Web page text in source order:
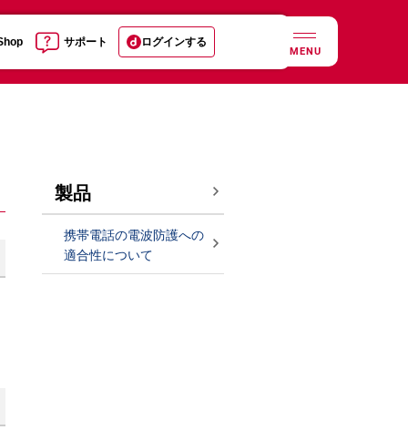
サポート ログインする
MENU
製品
携帯電話の電波防護への
適合性について